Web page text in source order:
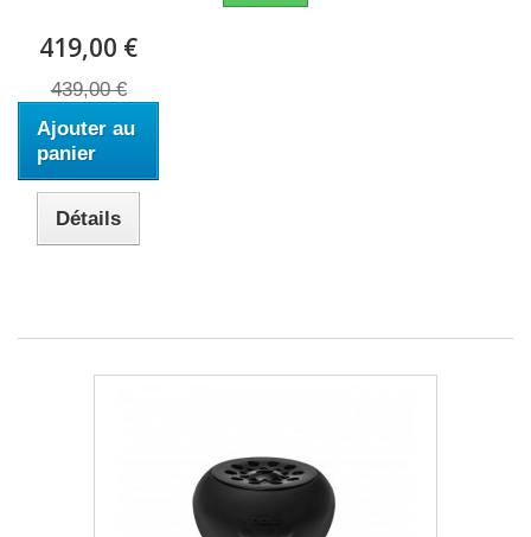
419,00 €
439,00 €
Ajouter au
panier
Détails